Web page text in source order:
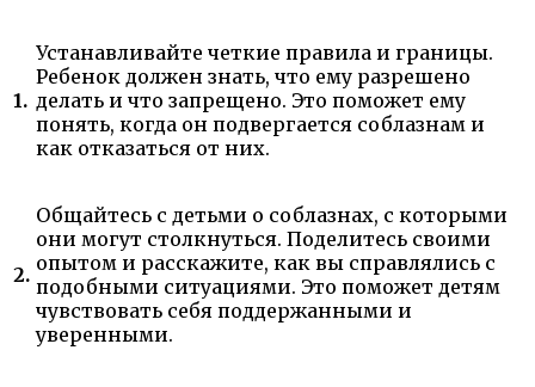
1.
Устанавливайте четкие правила и границы.
Ребенок должен знать, что ему разрешено
делать и что запрещено. Это поможет ему
понять, когда он подвергается соблазнам и
как отказаться от них.
2.
Общайтесь с детьми о соблазнах, с которыми
они могут столкнуться. Поделитесь своими
опытом и расскажите, как вы справлялись с
подобными ситуациями. Это поможет детям
чувствовать себя поддержанными и
уверенными.